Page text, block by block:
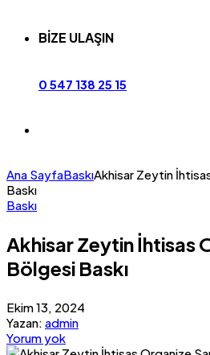
BİZE ULAŞIN
0 547 138 25 15
Ana SayfaBaskıAkhisar Zeytin
Baskı
Baskı
Akhisar Zeytin İhtisas
Bölgesi Baskı
Ekim 13, 2024
Yazan: admin
Yorum yok